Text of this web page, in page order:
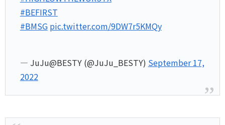
#BEFIRST
#BMSG pic.twitter.com/9DW7r5KMQy
— JuJu@BESTY (@JuJu_BESTY) September 17,
2022